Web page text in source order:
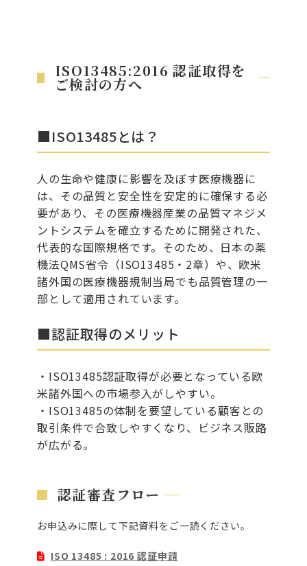
ISO13485:2016 認証取得を
ご検討の方へ
■ISO13485とは？
人の生命や健康に影響を及ぼす医療機器に
は、その品質と安全性を安定的に確保する必
要があり、その医療機器産業の品質マネジメ
ントシステムを確立するために開発された、
代表的な国際規格です。そのため、日本の薬
機法QMS省令（ISO13485・2章）や、欧米
諸外国の医療機器規制当局でも品質管理の一
部として適用されています。
■認証取得のメリット
・ISO13485認証取得が必要となっている欧
米諸外国への市場参入がしやすい。
・ISO13485の体制を要望している顧客との
取引条件で合致しやすくなり、ビジネス販路
が広がる。
認証審査フロー
お申込みに際して下記資料をご一読ください。
ISO 13485 : 2016 認証申請